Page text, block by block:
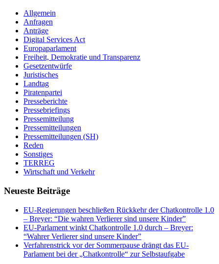
Allgemein
Anfragen
Anträge
Digital Services Act
Europaparlament
Freiheit, Demokratie und Transparenz
Gesetzentwürfe
Juristisches
Landtag
Piratenpartei
Presseberichte
Pressebriefings
Pressemitteilung
Pressemitteilungen
Pressemitteilungen (SH)
Reden
Sonstiges
TERREG
Wirtschaft und Verkehr
Neueste Beiträge
EU-Regierungen beschließen Rückkehr der Chatkontrolle 1.0
– Breyer: “Die wahren Verlierer sind unsere Kinder”
EU-Parlament winkt Chatkontrolle 1.0 durch – Breyer:
“Wahrer Verlierer sind unsere Kinder”
Verfahrenstrick vor der Sommerpause drängt das EU-
Parlament bei der „Chatkontrolle“ zur Selbstaufgabe